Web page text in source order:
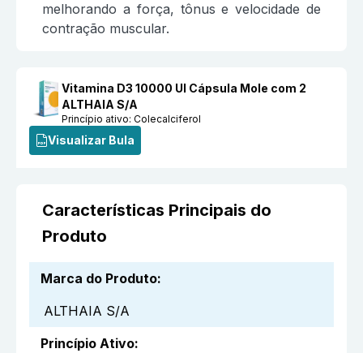
melhorando a força, tônus e velocidade de
contração muscular.
Vitamina D3 10000 UI Cápsula Mole com 2
ALTHAIA S/A
Princípio ativo:Colecalciferol
Visualizar Bula
Características Principais do
Produto
Marca do Produto:
ALTHAIA S/A
Princípio Ativo: